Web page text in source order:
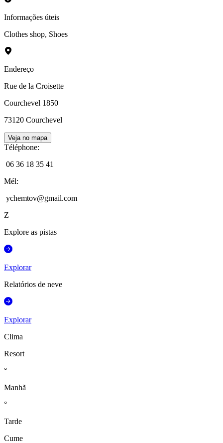
Informações úteis
Clothes shop, Shoes
Endereço
Rue de la Croisette
Courchevel 1850
73120 Courchevel
Veja no mapa
Téléphone:
06 36 18 35 41
Mél:
ychemtov@gmail.com
Z
Explore as pistas
Explorar
Relatórios de neve
Explorar
Clima
Resort
°
Manhã
°
Tarde
Cume